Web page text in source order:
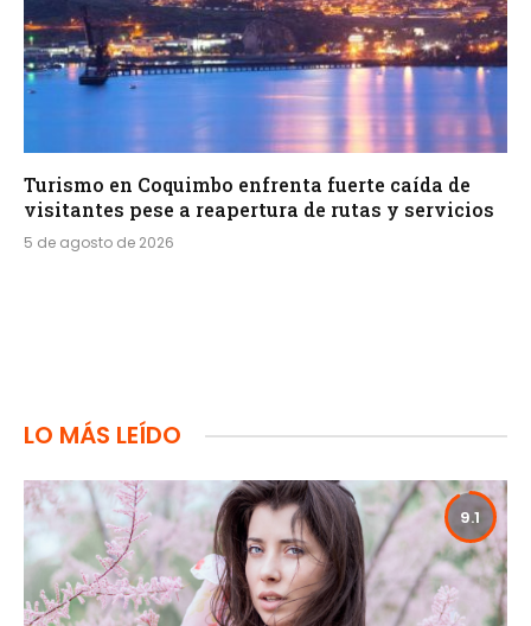
Turismo en Coquimbo enfrenta fuerte caída de
visitantes pese a reapertura de rutas y servicios
5 de agosto de 2026
LO MÁS LEÍDO
9.1